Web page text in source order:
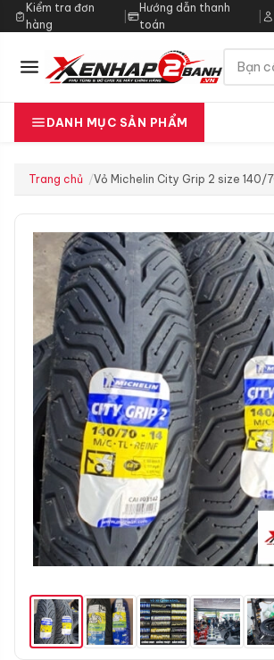
Kiểm tra đơn
hàng
|
Hướng dẫn thanh
toán
DANH MỤC SẢN PHẨM
Trang chủ Vỏ Michelin City Grip 2 size 140/